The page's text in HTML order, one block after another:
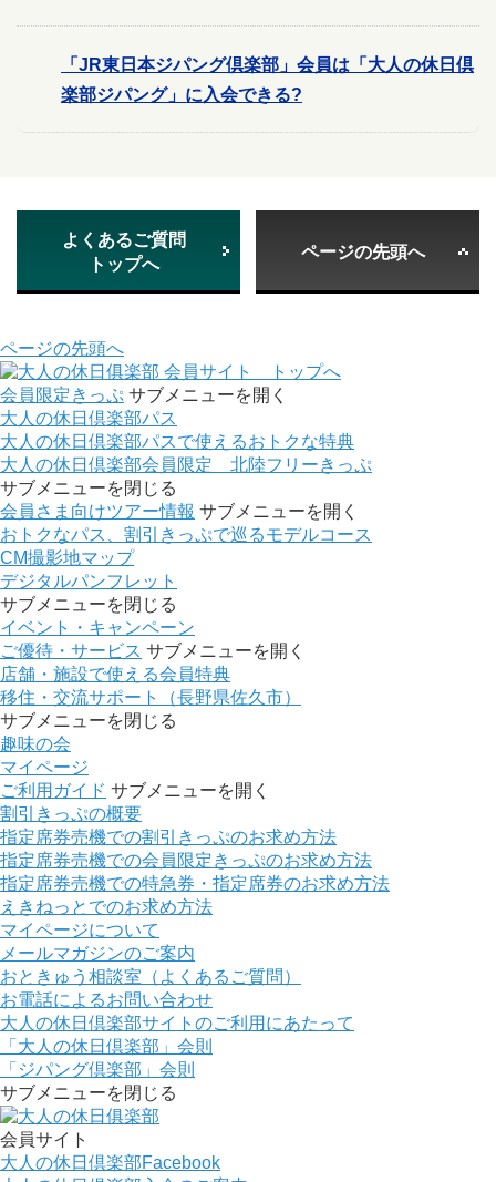
「JR東日本ジパング倶楽部」会員は「大人の休日倶
楽部ジパング」に入会できる?
よくあるご質問
トップへ
ページの先頭へ
ページの先頭へ
会員サイト トップへ
会員限定きっぷ サブメニューを開く
大人の休日倶楽部パス
大人の休日倶楽部パスで使えるおトクな特典
大人の休日倶楽部会員限定 北陸フリーきっぷ
サブメニューを閉じる
会員さま向けツアー情報 サブメニューを開く
おトクなパス、割引きっぷで巡るモデルコース
CM撮影地マップ
デジタルパンフレット
サブメニューを閉じる
イベント・キャンペーン
ご優待・サービス サブメニューを開く
店舗・施設で使える会員特典
移住・交流サポート（長野県佐久市）
サブメニューを閉じる
趣味の会
マイページ
ご利用ガイド サブメニューを開く
割引きっぷの概要
指定席券売機での割引きっぷのお求め方法
指定席券売機での会員限定きっぷのお求め方法
指定席券売機での特急券・指定席券のお求め方法
えきねっとでのお求め方法
マイページについて
メールマガジンのご案内
おときゅう相談室（よくあるご質問）
お電話によるお問い合わせ
大人の休日倶楽部サイトのご利用にあたって
「大人の休日倶楽部」会則
「ジパング倶楽部」会則
サブメニューを閉じる
会員サイト
大人の休日倶楽部Facebook